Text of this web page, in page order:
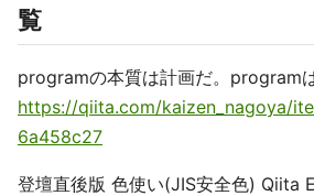
覧
programの本質は計画だ。programは
https://qiita.com/kaizen_nagoya/
6a458c27
登壇直後版 色使い(JIS安全色) Qiita